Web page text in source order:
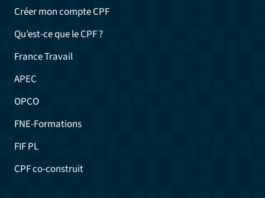
Créer mon compte CPF
Qu’est-ce que le CPF ?
France Travail
APEC
OPCO
FNE-Formations
FIF PL
CPF co-construit